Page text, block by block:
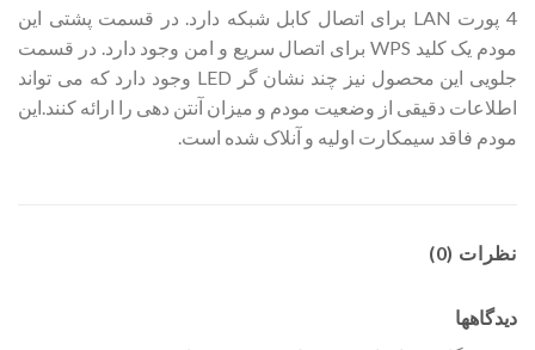
4 پورت LAN برای اتصال کابل شبکه دارد. در قسمت پشتی این
مودم یک کلید WPS برای اتصال سریع و امن وجود دارد. در قسمت
جلویی این محصول نیز چند نشان گر LED وجود دارد که می تواند
اطلاعات دقیقی از وضعیت مودم و میزان آنتن دهی را ارائه کنند.این
مودم فاقد سیمکارت اولیه و آنلاک شده است.
نظرات (0)
دیدگاهها